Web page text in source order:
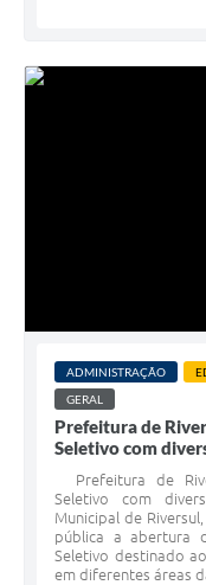
ADMINISTRAÇÃO
GERAL
Prefeitura de
Seletivo com
Prefeitura de
Seletivo com
Municipal de
pública a abertura
Seletivo destinado
em diferentes áreas